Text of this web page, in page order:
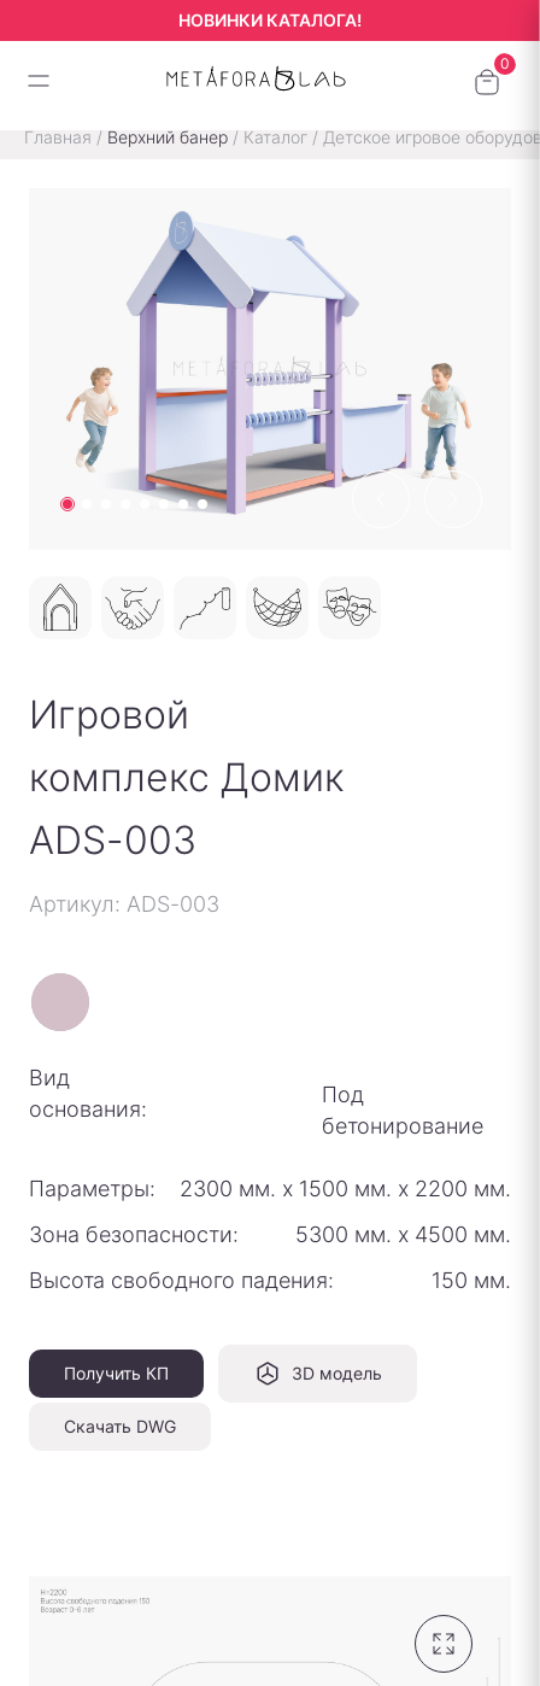
НОВИНКИ КАТАЛОГА!
Главная / Верхний банер / Каталог / Детское игровое
Игровой
комплекс Домик
ADS-003
Артикул: ADS-003
Вид
основания:
Под
бетонирование
Параметры: 2300 мм. х 1500 мм. х 2200 мм.
Зона безопасности:
5300 мм. х 4500 мм.
Высота свободного падения:
150 мм.
Получить КП 3D модель
Скачать DWG